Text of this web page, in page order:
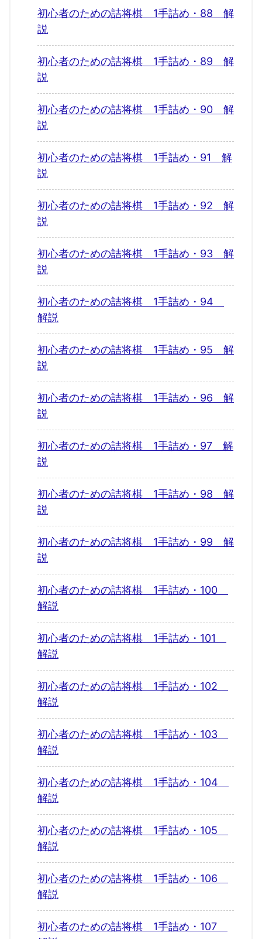
初心者のための詰将棋 1手詰め・88 解
説
初心者のための詰将棋 1手詰め・89 解
説
初心者のための詰将棋 1手詰め・90 解
説
初心者のための詰将棋 1手詰め・91 解
説
初心者のための詰将棋 1手詰め・92 解
説
初心者のための詰将棋 1手詰め・93 解
説
初心者のための詰将棋 1手詰め・94
解説
初心者のための詰将棋 1手詰め・95 解
説
初心者のための詰将棋 1手詰め・96 解
説
初心者のための詰将棋 1手詰め・97 解
説
初心者のための詰将棋 1手詰め・98 解
説
初心者のための詰将棋 1手詰め・99 解
説
初心者のための詰将棋 1手詰め・100
解説
初心者のための詰将棋 1手詰め・101
解説
初心者のための詰将棋 1手詰め・102
解説
初心者のための詰将棋 1手詰め・103
解説
初心者のための詰将棋 1手詰め・104
解説
初心者のための詰将棋 1手詰め・105
解説
初心者のための詰将棋 1手詰め・106
解説
初心者のための詰将棋 1手詰め・107